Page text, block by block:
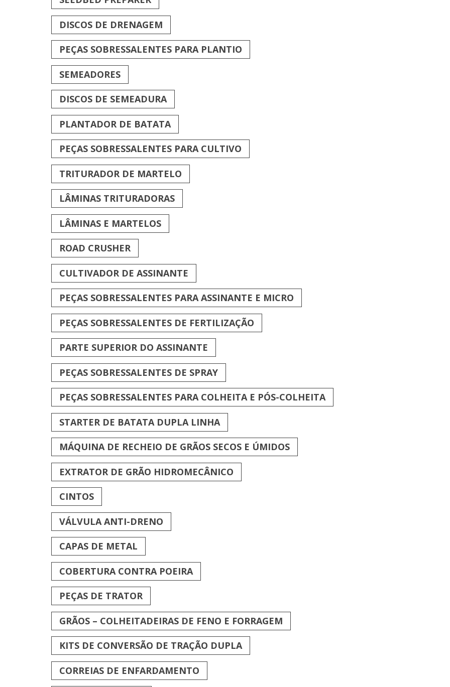
DISCOS DE DRENAGEM
PEÇAS SOBRESSALENTES PARA PLANTIO
SEMEADORES
DISCOS DE SEMEADURA
PLANTADOR DE BATATA
PEÇAS SOBRESSALENTES PARA CULTIVO
TRITURADOR DE MARTELO
LÂMINAS TRITURADORAS
LÂMINAS E MARTELOS
ROAD CRUSHER
CULTIVADOR DE ASSINANTE
PEÇAS SOBRESSALENTES PARA ASSINANTE E MICRO
PEÇAS SOBRESSALENTES DE FERTILIZAÇÃO
PARTE SUPERIOR DO ASSINANTE
PEÇAS SOBRESSALENTES DE SPRAY
PEÇAS SOBRESSALENTES PARA COLHEITA E PÓS-COLHEITA
STARTER DE BATATA DUPLA LINHA
MÁQUINA DE RECHEIO DE GRÃOS SECOS E ÚMIDOS
EXTRATOR DE GRÃO HIDROMECÂNICO
CINTOS
VÁLVULA ANTI-DRENO
CAPAS DE METAL
COBERTURA CONTRA POEIRA
PEÇAS DE TRATOR
GRÃOS – COLHEITADEIRAS DE FENO E FORRAGEM
KITS DE CONVERSÃO DE TRAÇÃO DUPLA
CORREIAS DE ENFARDAMENTO